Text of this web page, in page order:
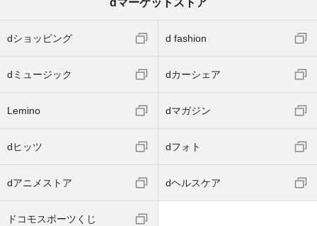
dマーケットストア
dショッピング d fashion
dミュージック dカーシェア
Lemino dマガジン
dヒッツ dフォト
dアニメストア dヘルスケア
ドコモスポーツくじ